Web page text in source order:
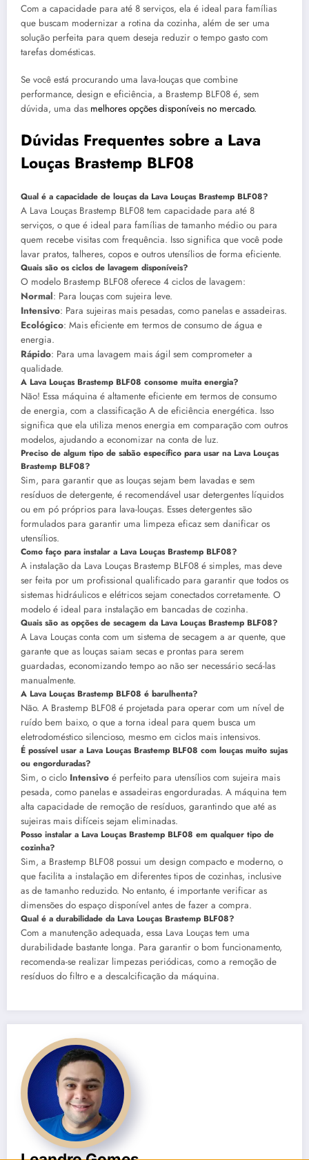
Com a capacidade para até 8 serviços, ela é ideal para famílias
que buscam modernizar a rotina da cozinha, além de ser uma
solução perfeita para quem deseja reduzir o tempo gasto com
tarefas domésticas.
Se você está procurando uma lava-louças que combine
performance, design e eficiência, a Brastemp BLF08 é, sem
dúvida, uma das melhores opções disponíveis no mercado.
Dúvidas Frequentes sobre a Lava
Louças Brastemp BLF08
Qual é a capacidade de louças da Lava Louças Brastemp BLF08?
A Lava Louças Brastemp BLF08 tem capacidade para até 8
serviços, o que é ideal para famílias de tamanho médio ou para
quem recebe visitas com frequência. Isso significa que você pode
lavar pratos, talheres, copos e outros utensílios de forma eficiente.
Quais são os ciclos de lavagem disponíveis?
O modelo Brastemp BLF08 oferece 4 ciclos de lavagem:
Normal: Para louças com sujeira leve.
Intensivo: Para sujeiras mais pesadas, como panelas e assadeiras.
Ecológico: Mais eficiente em termos de consumo de água e
energia.
Rápido: Para uma lavagem mais ágil sem comprometer a
qualidade.
A Lava Louças Brastemp BLF08 consome muita energia?
Não! Essa máquina é altamente eficiente em termos de consumo
de energia, com a classificação A de eficiência energética. Isso
significa que ela utiliza menos energia em comparação com outros
modelos, ajudando a economizar na conta de luz.
Preciso de algum tipo de sabão específico para usar na Lava Louças
Brastemp BLF08?
Sim, para garantir que as louças sejam bem lavadas e sem
resíduos de detergente, é recomendável usar detergentes líquidos
ou em pó próprios para lava-louças. Esses detergentes são
formulados para garantir uma limpeza eficaz sem danificar os
utensílios.
Como faço para instalar a Lava Louças Brastemp BLF08?
A instalação da Lava Louças Brastemp BLF08 é simples, mas deve
ser feita por um profissional qualificado para garantir que todos os
sistemas hidráulicos e elétricos sejam conectados corretamente. O
modelo é ideal para instalação em bancadas de cozinha.
Quais são as opções de secagem da Lava Louças Brastemp BLF08?
A Lava Louças conta com um sistema de secagem a ar quente, que
garante que as louças saiam secas e prontas para serem
guardadas, economizando tempo ao não ser necessário secá-las
manualmente.
A Lava Louças Brastemp BLF08 é barulhenta?
Não. A Brastemp BLF08 é projetada para operar com um nível de
ruído bem baixo, o que a torna ideal para quem busca um
eletrodoméstico silencioso, mesmo em ciclos mais intensivos.
É possível usar a Lava Louças Brastemp BLF08 com louças muito sujas
ou engorduradas?
Sim, o ciclo Intensivo é perfeito para utensílios com sujeira mais
pesada, como panelas e assadeiras engorduradas. A máquina tem
alta capacidade de remoção de resíduos, garantindo que até as
sujeiras mais difíceis sejam eliminadas.
Posso instalar a Lava Louças Brastemp BLF08 em qualquer tipo de
cozinha?
Sim, a Brastemp BLF08 possui um design compacto e moderno, o
que facilita a instalação em diferentes tipos de cozinhas, inclusive
as de tamanho reduzido. No entanto, é importante verificar as
dimensões do espaço disponível antes de fazer a compra.
Qual é a durabilidade da Lava Louças Brastemp BLF08?
Com a manutenção adequada, essa Lava Louças tem uma
durabilidade bastante longa. Para garantir o bom funcionamento,
recomenda-se realizar limpezas periódicas, como a remoção de
resíduos do filtro e a descalcificação da máquina.